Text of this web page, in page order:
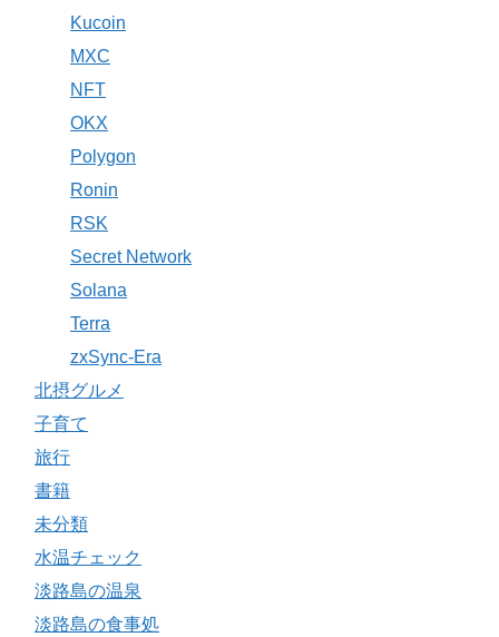
Kucoin
MXC
NFT
OKX
Polygon
Ronin
RSK
Secret Network
Solana
Terra
zxSync-Era
北摂グルメ
子育て
旅行
書籍
未分類
水温チェック
淡路島の温泉
淡路島の食事処